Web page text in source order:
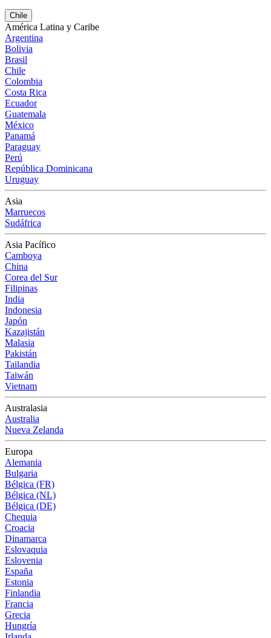
Chile
América Latina y Caribe
Argentina
Bolivia
Brasil
Chile
Colombia
Costa Rica
Ecuador
Guatemala
México
Panamá
Paraguay
Perú
República Dominicana
Uruguay
Asia
Marruecos
Sudáfrica
Asia Pacífico
Camboya
China
Corea del Sur
Filipinas
India
Indonesia
Japón
Kazajistán
Malasia
Pakistán
Tailandia
Taiwán
Vietnam
Australasia
Australia
Nueva Zelanda
Europa
Alemania
Bulgaria
Bélgica (FR)
Bélgica (NL)
Bélgica (DE)
Chequia
Croacia
Dinamarca
Eslovaquia
Eslovenia
España
Estonia
Finlandia
Francia
Grecia
Hungría